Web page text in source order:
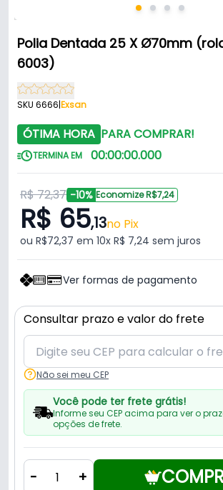
Polia Dentada 25 X Ø70mm
6003)
SKU 6666|Exsan
ÓTIMA HORA PARA COMPRAR!
TERMINA EM 00:00:00.000
R$ 72,37 -10% Economize R$7,24
R$ 65,13no Pix
ou R$72,37 em 10x R$ 7,24 sem juros
Ver formas de pagamento
Consultar prazo e valor do frete
Não sei meu CEP
Você pode ter frete grátis!
Informe seu CEP acima para ver o
opções de frete.
- +